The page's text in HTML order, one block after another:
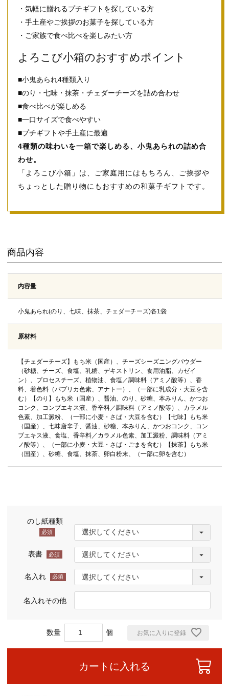
・気軽に贈れるプチギフトを探している方
・手土産やご挨拶のお菓子を探している方
・ご家族で食べ比べを楽しみたい方
よろこび小箱のおすすめポイント
■小鬼あられ4種類入り
■のり・七味・抹茶・チェダーチーズを詰め合わせ
■食べ比べが楽しめる
■一口サイズで食べやすい
■プチギフトや手土産に最適
4種類の味わいを一箱で楽しめる、小鬼あられの詰め合
わせ。
「よろこび小箱」は、ご家庭用にはもちろん、ご挨拶や
ちょっとした贈り物にもおすすめの和菓子ギフトです。
商品内容
内容量
小鬼あられ(のり、七味、抹茶、チェダーチーズ)各1袋
原材料
【チェダーチーズ】もち米（国産）、チーズシーズニングパウダー
（砂糖、チーズ、食塩、乳糖、デキストリン、食用油脂、カゼイ
ン）、プロセスチーズ、植物油、食塩／調味料（アミノ酸等）、香
料、着色料（パプリカ色素、アナトー）、（一部に乳成分・大豆を含
む）【のり】もち米（国産）、醤油、のり、砂糖、本みりん、かつお
コンク、コンブエキス液、香辛料／調味料（アミノ酸等）、カラメル
色素、加工澱粉、（一部に小麦・さば・大豆を含む）【七味】もち米
（国産）、七味唐辛子、醤油、砂糖、本みりん、かつおコンク、コン
ブエキス液、食塩、香辛料／カラメル色素、加工澱粉、調味料（アミ
ノ酸等）、（一部に小麦・大豆・さば・ごまを含む）【抹茶】もち米
（国産）、砂糖、食塩、抹茶、卵白粉末、（一部に卵を含む）
のし紙種類
須)
表書
須)
名入れ
須)
名入れその他
お気に入りに登録
カートに入れる